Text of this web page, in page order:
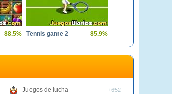
88.5% Tennis game 2 85.9%
Juegos de lucha +652